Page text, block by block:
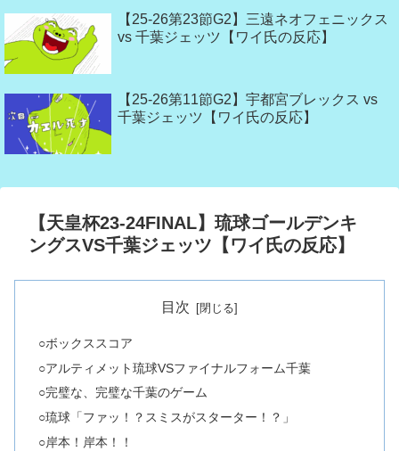
【25-26第23節G2】三遠ネオフェニックス
vs 千葉ジェッツ【ワイ氏の反応】
【25-26第11節G2】宇都宮ブレックス vs
千葉ジェッツ【ワイ氏の反応】
【天皇杯23-24FINAL】琉球ゴールデンキ
ングスVS千葉ジェッツ【ワイ氏の反応】
目次
○ボックススコア
○アルティメット琉球VSファイナルフォーム千葉
○完璧な、完璧な千葉のゲーム
○琉球「ファッ！？スミスがスターター！？」
○岸本！岸本！！